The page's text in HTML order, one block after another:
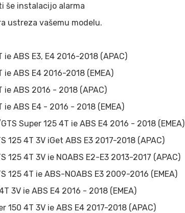
še instalacijo alarma
ustreza vašemu modelu.
ie ABS E3, E4 2016-2018 (APAC)
ie ABS E4 2016-2018 (EMEA)
ie ABS 2016 - 2018 (APAC)
ie ABS E4 - 2016 - 2018 (EMEA)
Super 125 4T ie ABS E4 2016 - 2018 (EMEA)
125 4T 3V iGet ABS E3 2017-2018 (APAC)
125 4T 3V ie NOABS E2-E3 2013-2017 (APAC)
125 4T ie ABS-NOABS E3 2009-2016 (EMEA)
3V ie ABS E4 2016 - 2018 (EMEA)
150 4T 3V ie ABS E4 2017-2018 (APAC)